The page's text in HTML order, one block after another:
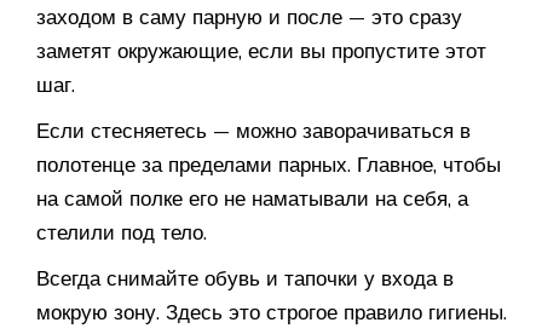
заходом в саму парную и после — это сразу
заметят окружающие, если вы пропустите этот
шаг.
Если стесняетесь — можно заворачиваться в
полотенце за пределами парных. Главное, чтобы
на самой полке его не наматывали на себя, а
стелили под тело.
Всегда снимайте обувь и тапочки у входа в
мокрую зону. Здесь это строгое правило гигиены.